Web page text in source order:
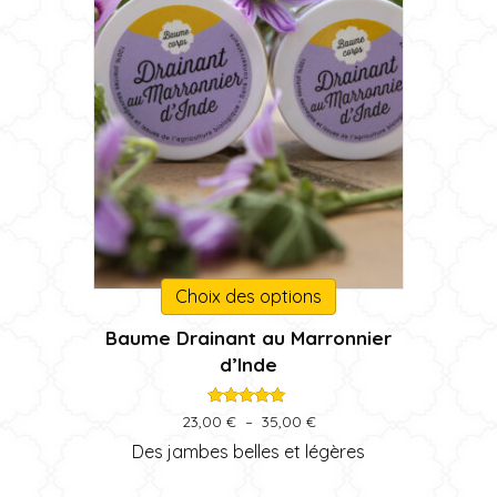
Choix des options
Ce
produit
a
options
Baume Drainant au Marronnier
d’Inde
Note
5.00
sur 5
23,00 € – 35,00 €Plage
de
prix :
Des jambes belles et légères